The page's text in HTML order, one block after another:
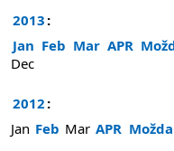
2013 :
Jan Feb Mar APR
Dec
2012 :
Jan Feb Mar APR Možda